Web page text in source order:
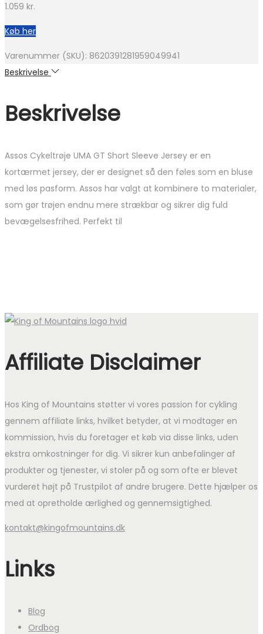
1.059 kr.
Køb her
Varenummer (SKU): 8620391281959049941
Beskrivelse
Beskrivelse
Assos Cykeltrøje UMA GT Short Sleeve Jersey er en
kortærmet jersey, der er designet så den føles som en bluse
med løs pasform. Assos har valgt at kombinere to materialer,
som gør trøjen endnu mere strækbar og sikrer dig fuld
bevægelsesfrihed. Perfekt til
Affiliate Disclaimer
Hos King of Mountains støtter vi vores passion for cykling
gennem affiliate links, hvilket betyder, at vi modtager en
kommission, hvis du foretager et køb via disse links, uden
ekstra omkostninger for dig. Vi sikrer kun anbefalinger af
produkter og tjenester, vi stoler på og som ofte er blevet
vurderet højt på Trustpilot af andre brugere. Dette hjælper os
med at opretholde ærlighed og gennemsigtighed.
kontakt@kingofmountains.dk
Links
Blog
Ordbog